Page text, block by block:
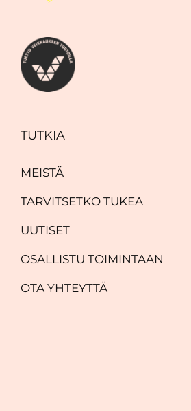
TUTKIA
MEISTÄ
TARVITSETKO TUKEA
UUTISET
OSALLISTU TOIMINTAAN
OTA YHTEYTTÄ